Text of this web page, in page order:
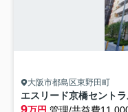
大阪市都島区東野田町
エスリード京橋セント
9